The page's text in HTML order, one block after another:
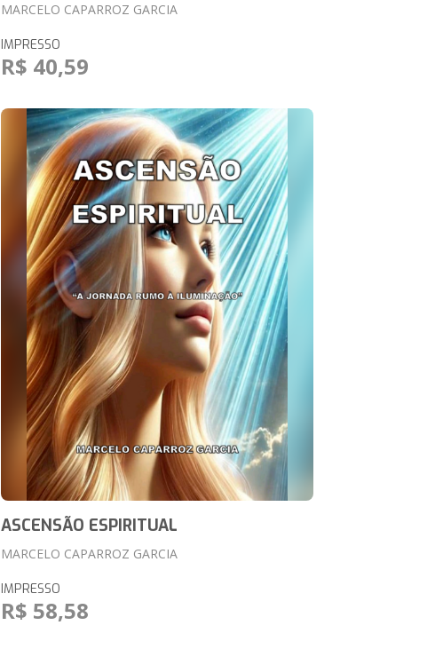
MARCELO CAPARROZ GARCIA
IMPRESSO
R$ 40,59
ASCENSÃO ESPIRITUAL
MARCELO CAPARROZ GARCIA
IMPRESSO
R$ 58,58